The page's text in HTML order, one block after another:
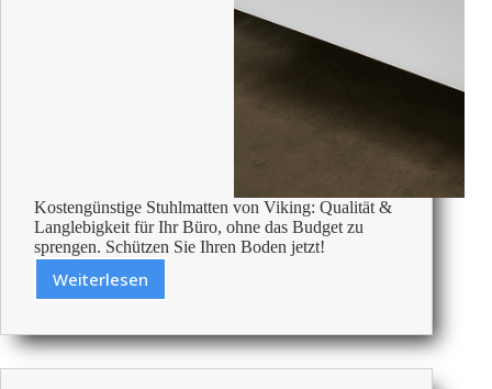
Kostengünstige Stuhlmatten von Viking: Qualität &
Langlebigkeit für Ihr Büro, ohne das Budget zu
sprengen. Schützen Sie Ihren Boden jetzt!
Weiterlesen
Billige
–
Bezahlbare
Büroartikel